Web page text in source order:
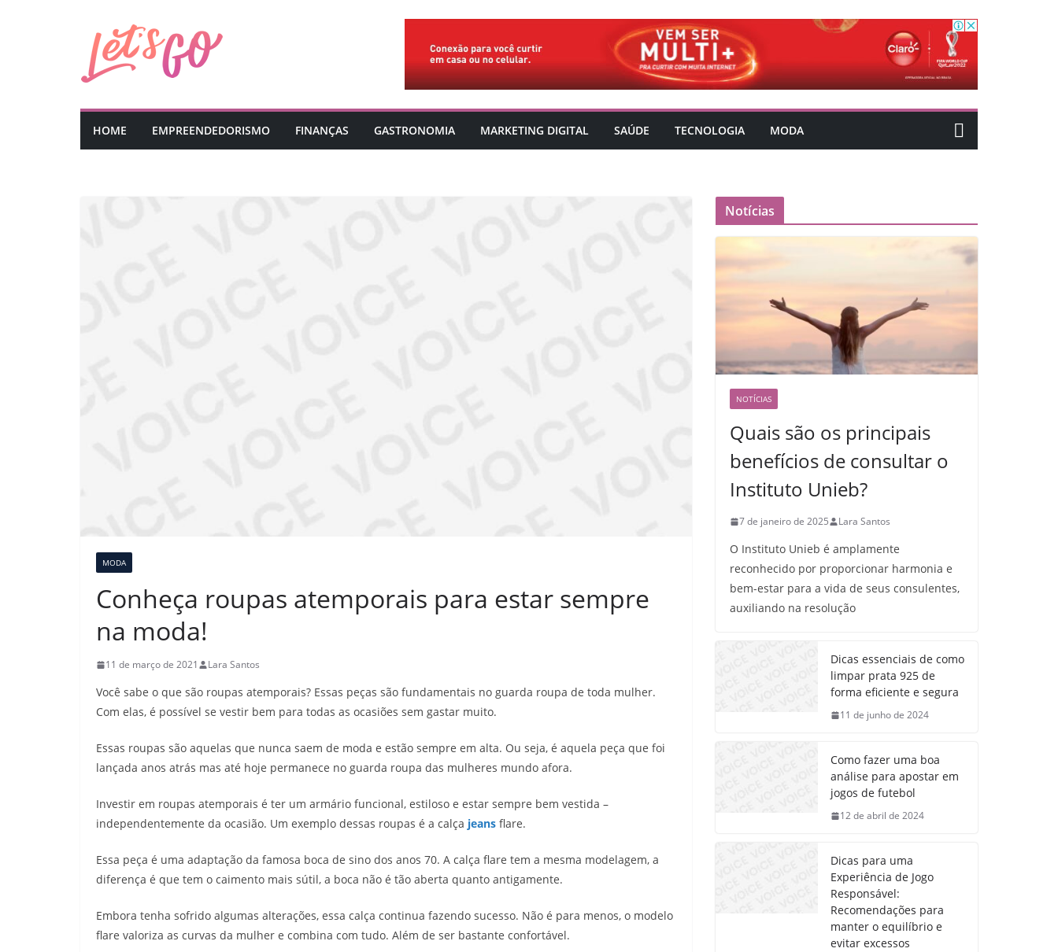
HOME EMPREENDEDORISMO FINANÇAS GASTRONOMIA MARKETING DIGITAL SAÚDE TECNOLOGIA MODA
MODA
Conheça roupas atemporais para estar sempre
na moda!
11 de março de 2021 Lara Santos
Você sabe o que são roupas atemporais? Essas peças são fundamentais no guarda roupa de toda mulher.
Com elas, é possível se vestir bem para todas as ocasiões sem gastar muito.
Essas roupas são aquelas que nunca saem de moda e estão sempre em alta. Ou seja, é aquela peça que foi
lançada anos atrás mas até hoje permanece no guarda roupa das mulheres mundo afora.
Investir em roupas atemporais é ter um armário funcional, estiloso e estar sempre bem vestida –
independentemente da ocasião. Um exemplo dessas roupas é a calça jeans flare.
Essa peça é uma adaptação da famosa boca de sino dos anos 70. A calça flare tem a mesma modelagem, a
diferença é que tem o caimento mais sútil, a boca não é tão aberta quanto antigamente.
Embora tenha sofrido algumas alterações, essa calça continua fazendo sucesso. Não é para menos, o modelo
flare valoriza as curvas da mulher e combina com tudo. Além de ser bastante confortável.
Notícias
NOTÍCIAS
Quais são os principais
benefícios de consultar o
Instituto Unieb?
7 de janeiro de 2025 Lara Santos
O Instituto Unieb é amplamente
reconhecido por proporcionar harmonia e
bem-estar para a vida de seus consulentes,
auxiliando na resolução
Dicas essenciais de como
limpar prata 925 de
forma eficiente e segura
11 de junho de 2024
Como fazer uma boa
análise para apostar em
jogos de futebol
12 de abril de 2024
Dicas para uma
Experiência de Jogo
Responsável:
Recomendações para
manter o equilíbrio e
evitar excessos